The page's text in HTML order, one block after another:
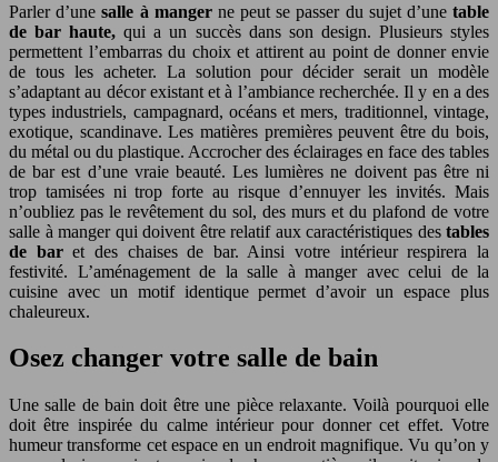
Parler d’unesalle à mangerne peut se passer du sujet d’unetable
de bar haute, qui a un succès dans son design. Plusieurs styles
permettent l’embarras du choix et attirent au point de donner envie
de tous les acheter. La solution pour décider serait un modèle
s’adaptant au décor existant et à l’ambiance recherchée. Il y en a des
types industriels, campagnard, océans et mers, traditionnel, vintage,
exotique, scandinave. Les matières premières peuvent être du bois,
du métal ou du plastique. Accrocher des éclairages en face des tables
de bar est d’une vraie beauté. Les lumières ne doivent pas être ni
trop tamisées ni trop forte au risque d’ennuyer les invités. Mais
n’oubliez pas le revêtement du sol, des murs et du plafond de votre
salle à manger qui doivent être relatif aux caractéristiques des tables
de baret des chaises de bar. Ainsi votre intérieur respirera la
festivité. L’aménagement de la salle à manger avec celui de la
cuisine avec un motif identique permet d’avoir un espace plus
chaleureux.
Osez changer votre salle de bain
Une salle de bain doit être une pièce relaxante. Voilà pourquoi elle
doit être inspirée du calme intérieur pour donner cet effet. Votre
humeur transforme cet espace en un endroit magnifique. Vu qu’on y